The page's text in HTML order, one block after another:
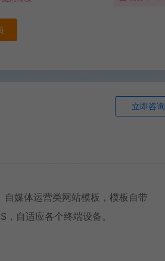
立即咨询
媒体运营类网站模板，模板自带
自适应各个终端设备。